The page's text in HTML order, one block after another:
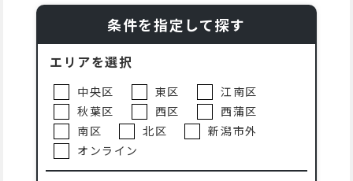
条件を指定して探す
エリアを選択
中央区 東区
江南区
秋葉区
西区
西蒲区
南区
北区
新潟市外
オンライン